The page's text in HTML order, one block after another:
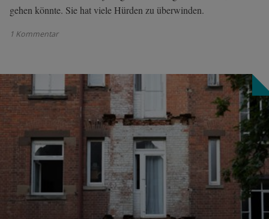
gehen könnte. Sie hat viele Hürden zu überwinden.
1 Kommentar